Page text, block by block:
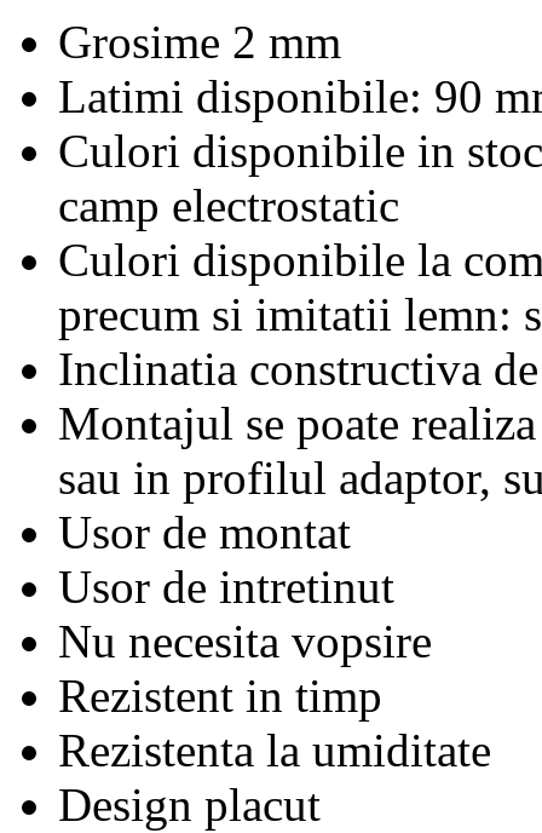
Grosime 2 mm
Latimi disponibile: 90
Culori disponibile in
camp electrostatic
Culori disponibile la
precum si imitatii lemn:
Inclinatia constructiva
Montajul se poate
sau in profilul adaptor,
Usor de montat
Usor de intretinut
Nu necesita vopsire
Rezistent in timp
Rezistenta la umiditate
Design placut